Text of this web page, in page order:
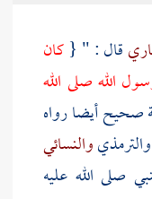
قال : " {كان
الله صلى الله
صحيح أيضا رواه
والترمذيوالنسائي
صلى الله عليه